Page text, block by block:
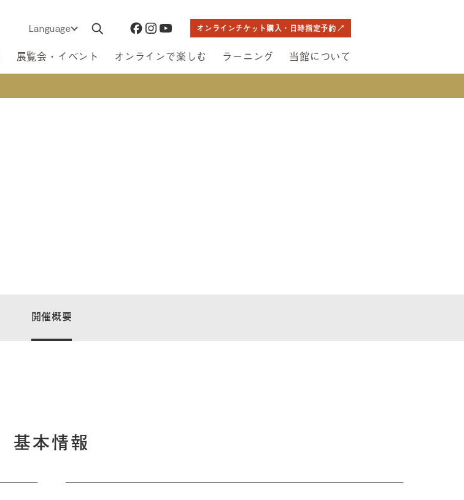
Language オンラインチケット購入・日時指定予約
展覧会・イベント オンラインで楽しむ ラーニング 当館について
開催概要
基本情報